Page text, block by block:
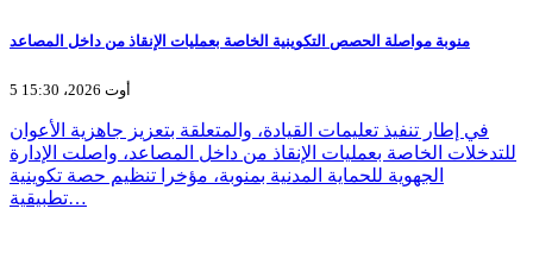
منوبة مواصلة الحصص التكوينية الخاصة بعمليات الإنقاذ من داخل المصاعد
5 أوت 2026، 15:30
في إطار تنفيذ تعليمات القيادة، والمتعلقة بتعزيز جاهزية الأعوان
للتدخلات الخاصة بعمليات الإنقاذ من داخل المصاعد، واصلت الإدارة
الجهوية للحماية المدنية بمنوبة، مؤخرا تنظيم حصة تكوينية
تطبيقية…